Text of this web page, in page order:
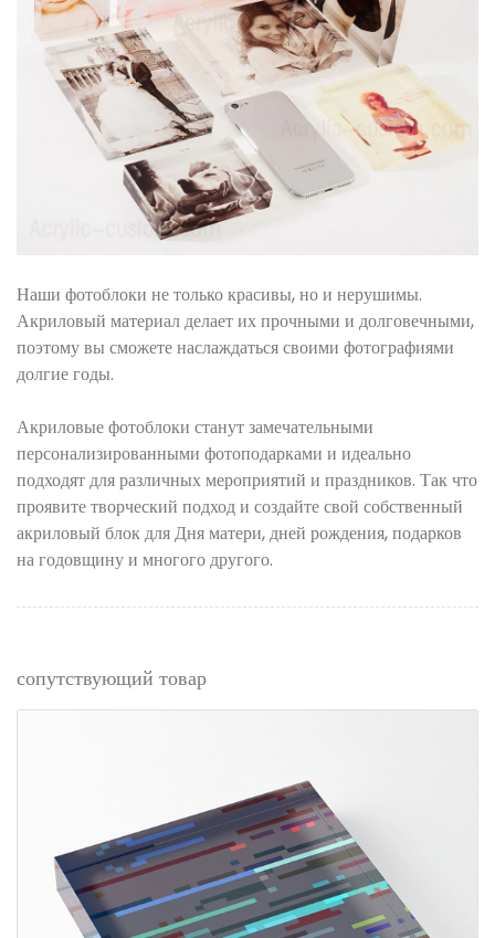
Наши фотоблоки не только красивы, но и нерушимы.
Акриловый материал делает их прочными и долговечными,
поэтому вы сможете наслаждаться своими фотографиями
долгие годы.
Акриловые фотоблоки станут замечательными
персонализированными фотоподарками и идеально
подходят для различных мероприятий и праздников. Так что
проявите творческий подход и создайте свой собственный
акриловый блок для Дня матери, дней рождения, подарков
на годовщину и многого другого.
сопутствующий товар